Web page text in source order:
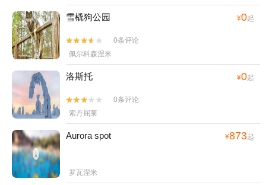
雪橇狗公园 ¥0起


0条评论
佩尔科森涅米
洛斯托 ¥0起


0条评论
索丹屈莱
Aurora spot ¥873起
罗瓦涅米